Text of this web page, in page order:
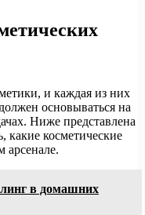
и каждая из них
основываться на
Ниже представлена
какие косметические
арсенале.
в домашних